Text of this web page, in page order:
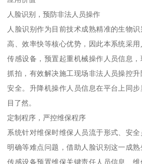
人脸识别，预防非法人员操作
人脸识别作为目前技术成熟精准的生物
高、效率快等核心优势，因此本系统采
传感设备，预置起重机械操作人员信息
抓拍，有效解决施工现场非法人员操控
安全。升降机操作人员信息在平台上同
目了然。
定制程序，严控维保程序
系统针对维保时维保人员流于形式、安
明确等难点问题，借助人脸识别这一成
传感设备预置维保关键责任人员信息、